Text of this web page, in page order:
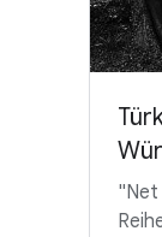
"Net